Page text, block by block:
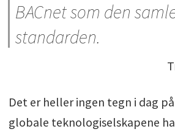
BACnet som den
standarden.
Det er heller ingen tegn i dag
globale teknologiselskapene